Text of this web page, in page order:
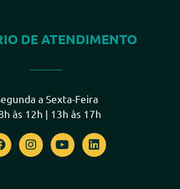
DE ATENDIMENTO
a Sexta-Feira
às 12h | 13h às 17h